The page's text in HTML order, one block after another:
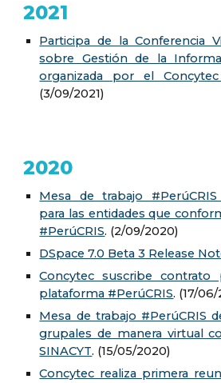
2021
Participa de la Conferencia
sobre Gestión de la
organizada por el
(3/09/2021)
2020
Mesa de trabajo
para las entidades que
#PerúCRIS. (2/09/2020)
DSpace 7.0 Beta 3 Release
Concytec suscribe contrato
plataforma #PerúCRIS. (17/
Mesa de trabajo #PerúCRIS
grupales de manera virtual
SINACYT. (15/05/2020)
Concytec realiza primera